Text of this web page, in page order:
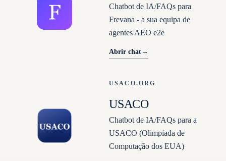
Chatbot de IA/FAQs para
Frevana - a sua equipa de
agentes AEO e2e
Abrir chat→
USACO.ORG
USACO
Chatbot de IA/FAQs para a
USACO (Olimpíada de
Computação dos EUA)